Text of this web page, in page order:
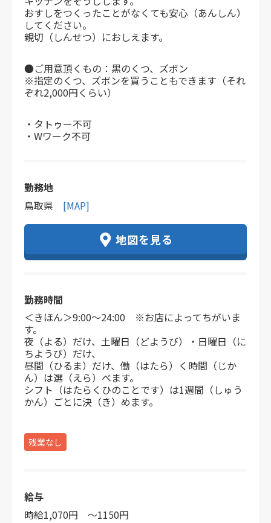
おすしをつくったことがなくても安心（あんしん）
してください。
親切（しんせつ）におしえます。
●ご用意頂くもの：黒のくつ、ズボン
※指定のくつ、ズボンを買うこともできます（それ
ぞれ2,000円くらい）
・タトゥー不可
・Wワーク不可
勤務地
鳥取県 [MAP]
地図を見る
勤務時間
＜きほん＞9:00～24:00 ※お店によってちがいま
す。
夜（よる）だけ、土曜日（どようび）・日曜日（に
ちようび）だけ、
昼間（ひるま）だけ、働（はたら）く時間（じか
ん）は選（えら）べます。
シフト（はたらくひのことです）は1週間（しゅう
かん）ごとに決（き）めます。
残業なし
給与
時給1,070円 ～1150円